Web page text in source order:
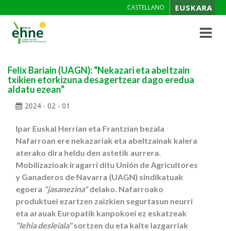
CASTELLANO EUSKARA
Toggle
Felix Bariain (UAGN): “Nekazari eta abeltzain
txikien etorkizuna desagertzear dago eredua
aldatu ezean”
2024 - 02 - 01
Ipar Euskal Herrian eta Frantzian bezala
Nafarroan ere nekazariak eta abeltzainak kalera
aterako dira heldu den astetik aurrera.
Mobilizazioak iragarri ditu Unión de Agricultores
y Ganaderos de Navarra (UAGN) sindikatuak
egoera "jasanezina"delako. Nafarroako
produktuei ezartzen zaizkien segurtasun neurri
eta arauak Europatik kanpokoei ez eskatzeak
"lehia desleiala"sortzen du eta kalte lazgarriak